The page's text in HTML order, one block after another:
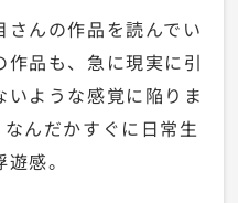
んの作品を読んでい
品も、急に現実に引
ような感覚に陥りま
んだかすぐに日常生
感。